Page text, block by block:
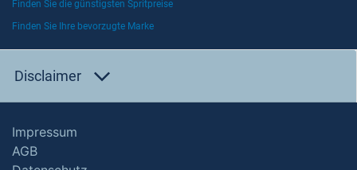
Finden Sie die günstigsten Spritpreise
Finden Sie Ihre bevorzugte Marke
Disclaimer
Impressum
AGB